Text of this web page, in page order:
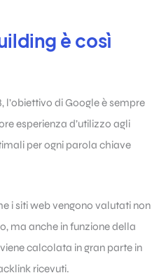
è così
l’obiettivo di Google è sempre
esperienza d’utilizzo agli
per ogni parola chiave
i siti web vengono valutati non
ma anche in funzione della
calcolata in gran parte in
ricevuti.